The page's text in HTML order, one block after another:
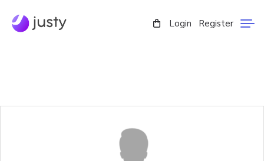
Login Register